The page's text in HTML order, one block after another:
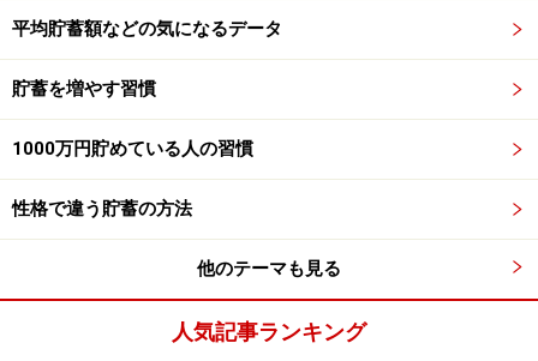
必要なもの2 専用のグッズ
マラソンなら、長距離を走るのに適したランニングシュ
ーズが必要ですよね。専用のウエアも準備します。時間
をはかるために、ストップウォッチ機能があるグッズを
使う人も多いですよね。
貯蓄も同じように、例えば「財
形貯蓄」や「貯める専用の口座」のほか、「自分の買い
物習慣にあったクレジットカード」や、支出を管理する
家計簿やアプリ、メモなど、貯めるためのグッズを選ぶ
ことが重要です。
平均貯蓄額などの気になるデータ
貯蓄を増やす習慣
1000万円貯めている人の習慣
性格で違う貯蓄の方法
他のテーマも見る
人気記事ランキング